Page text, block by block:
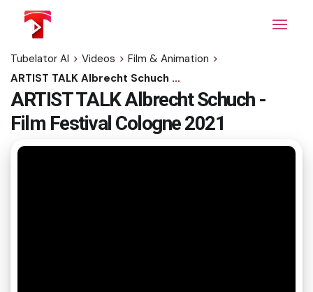
content
Tubelator AI > Videos > Film & Animation >
ARTIST TALK Albrecht Schuch - Film Festival Cologne 2021
ARTIST TALK Albrecht Schuch -
Film Festival Cologne 2021